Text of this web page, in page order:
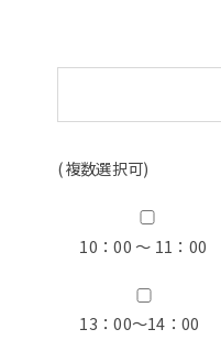
(複数選択可)
10：00 ～ 11：00
13：00〜14：00